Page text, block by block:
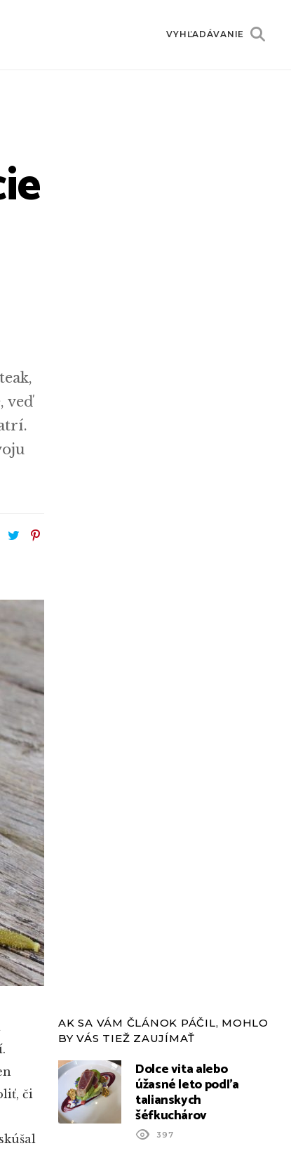
VYHĽADÁVANIE
veď
či
AK SA VÁM ČLÁNOK PÁČIL, MOHLO
BY VÁS TIEŽ ZAUJÍMAŤ
Dolce vita alebo
úžasné leto podľa
talianskych
šéfkuchárov
397